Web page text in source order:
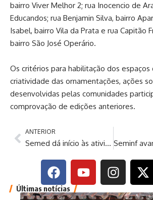
bairro Viver Melhor 2; rua Inocencio de
Educandos; rua Benjamin Silva, bairro
Isabel, bairro Vila da Prata e rua Capitão
bairro São José Operário.
Os critérios para habilitação dos
criatividade das ornamentações, ações
desenvolvidas pelas comunidades
comprovação de edições anteriores.
ANTERIOR
Semed dá início às atividades da ‘Semana Municipal da Liberdade Religiosa’ na Semed
Últimas notícias